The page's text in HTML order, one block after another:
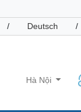
/ Deutsch /
Hà Nội